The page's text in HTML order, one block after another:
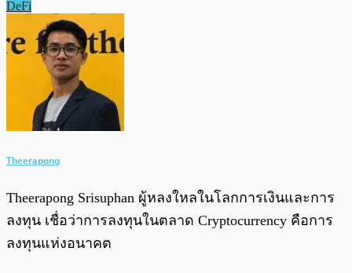
DeFi
Theerapong
Theerapong Srisuphan ผู้หลงใหลในโลกการเงินและการ
ลงทุน เชื่อว่าการลงทุนในตลาด Cryptocurrency คือการ
ลงทุนแห่งอนาคต